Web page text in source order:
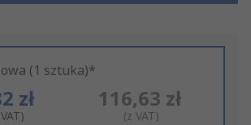
(1 sztuka)*
zł 116,63 zł
(z VAT)